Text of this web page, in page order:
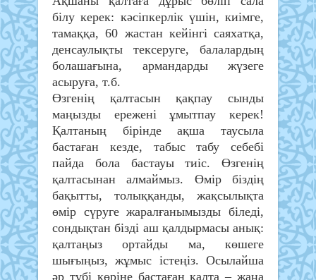
білу керек: кәсіпкерлік үшін, киімге,
тамаққа, 60 жастан кейінгі саяхатқа,
денсаулықты тексеруге, балалардың
болашағына, армандарды жүзеге
асыруға, т.б.
Өзгенің қалтасын қақпау сынды
маңызды ережені ұмытпау керек!
Қалтаның бірінде ақша таусыла
бастаған кезде, табыс табу себебі
пайда бола бастауы тиіс. Өзгенің
қалтасынан алмаймыз. Өмір біздің
бақытты, толыққанды, жақсылықта
өмір сүруге жаралғанымызды біледі,
сондықтан бізді аш қалдырмасы анық:
қалтаңыз ортайды ма, көшеге
шығыңыз, жұмыс істеңіз. Осылайша
әр түбі көріне бастаған қалта – жаңа